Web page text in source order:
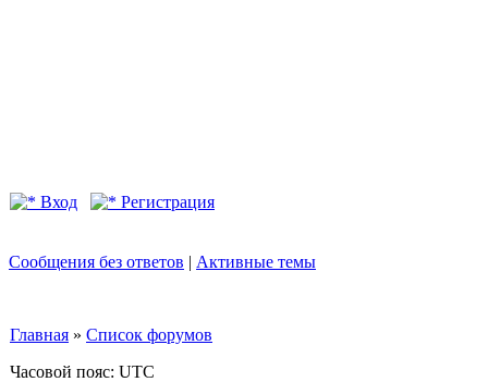
Вход Регистрация
Сообщения без ответов | Активные темы
Главная » Список форумов
Часовой пояс: UTC